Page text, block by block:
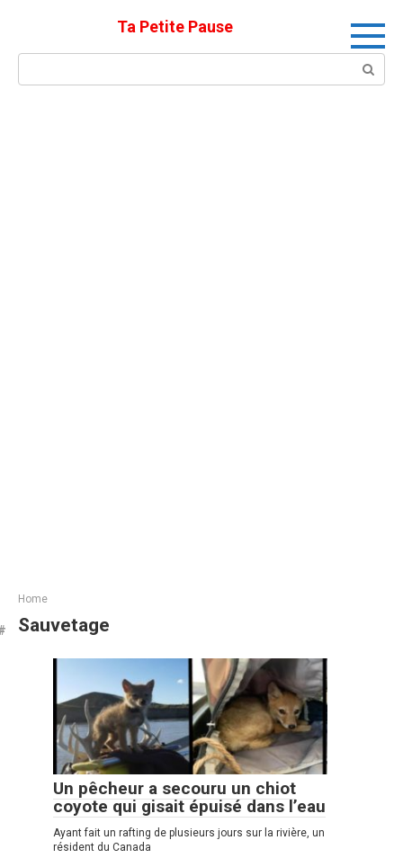
Ta Petite Pause
Search:
Home
Sauvetage
Un pêcheur a secouru un chiot
coyote qui gisait épuisé dans l’eau
Ayant fait un rafting de plusieurs jours sur la rivière, un
résident du Canada